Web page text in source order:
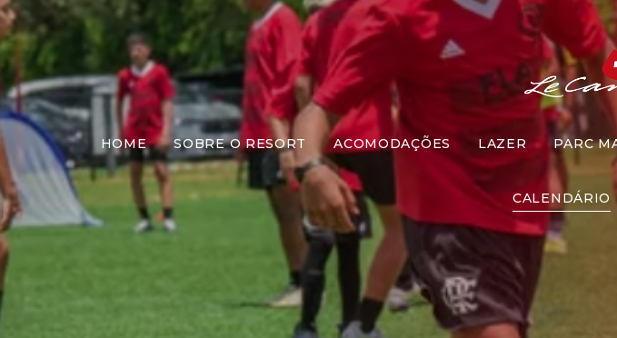
HOME SOBRE O RESORT ACOMODAÇÕES LAZER PARC
CALENDÁRIO